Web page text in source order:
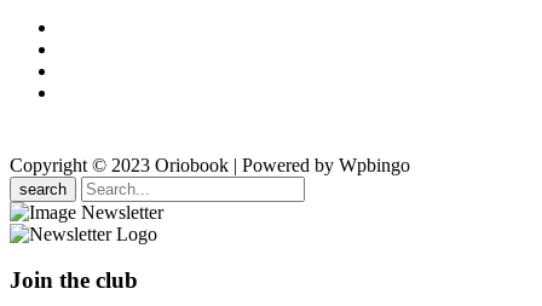
Copyright © 2023 Oriobook | Powered by Wpbingo
search
Join the club